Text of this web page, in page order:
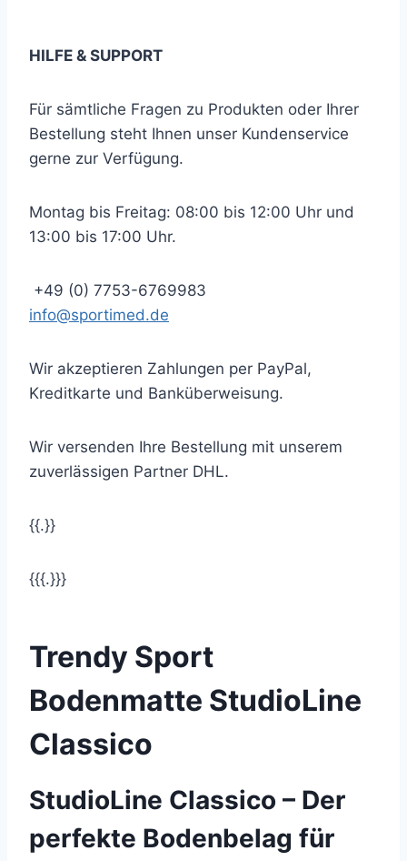
HILFE & SUPPORT
Für sämtliche Fragen zu Produkten oder Ihrer
Bestellung steht Ihnen unser Kundenservice
gerne zur Verfügung.
Montag bis Freitag: 08:00 bis 12:00 Uhr und
13:00 bis 17:00 Uhr.
+49 (0) 7753-6769983
info@sportimed.de
Wir akzeptieren Zahlungen per PayPal,
Kreditkarte und Banküberweisung.
Wir versenden Ihre Bestellung mit unserem
zuverlässigen Partner DHL.
{{.}}
{{{.}}}
Trendy Sport
Bodenmatte StudioLine
Classico
StudioLine Classico – Der
perfekte Bodenbelag für